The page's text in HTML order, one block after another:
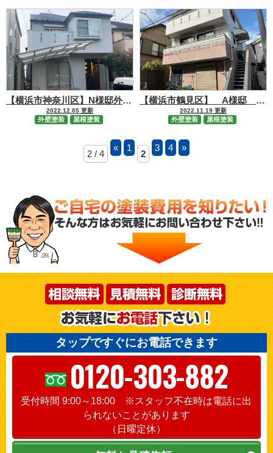
【横浜市神奈川区】N様邸外壁屋根塗装工事
2022.12.05 更新
外壁塗装 屋根塗装
【横浜市鶴見区】 A様邸 外壁塗装工事
2022.11.19 更新
外壁塗装 屋根塗装
2 / 4
« 1
2
3 4 »
タップですぐにお電話できます
0120-303-882
受付時間 9:00～18:00 ※スタッフ不在時は電話に出
られないことがあります
（日曜定休）